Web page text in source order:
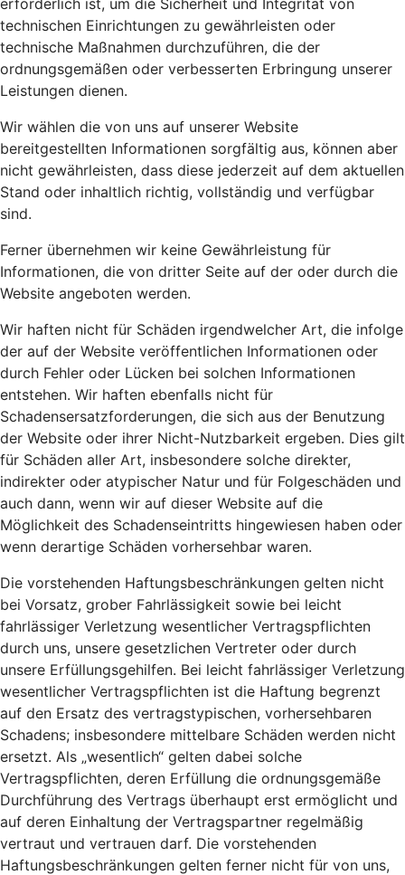
erforderlich ist, um die Sicherheit und Integrität von
technischen Einrichtungen zu gewährleisten oder
technische Maßnahmen durchzuführen, die der
ordnungsgemäßen oder verbesserten Erbringung unserer
Leistungen dienen.
Wir wählen die von uns auf unserer Website
bereitgestellten Informationen sorgfältig aus, können aber
nicht gewährleisten, dass diese jederzeit auf dem aktuellen
Stand oder inhaltlich richtig, vollständig und verfügbar
sind.
Ferner übernehmen wir keine Gewährleistung für
Informationen, die von dritter Seite auf der oder durch die
Website angeboten werden.
Wir haften nicht für Schäden irgendwelcher Art, die infolge
der auf der Website veröffentlichen Informationen oder
durch Fehler oder Lücken bei solchen Informationen
entstehen. Wir haften ebenfalls nicht für
Schadensersatzforderungen, die sich aus der Benutzung
der Website oder ihrer Nicht-Nutzbarkeit ergeben. Dies gilt
für Schäden aller Art, insbesondere solche direkter,
indirekter oder atypischer Natur und für Folgeschäden und
auch dann, wenn wir auf dieser Website auf die
Möglichkeit des Schadenseintritts hingewiesen haben oder
wenn derartige Schäden vorhersehbar waren.
Die vorstehenden Haftungsbeschränkungen gelten nicht
bei Vorsatz, grober Fahrlässigkeit sowie bei leicht
fahrlässiger Verletzung wesentlicher Vertragspflichten
durch uns, unsere gesetzlichen Vertreter oder durch
unsere Erfüllungsgehilfen. Bei leicht fahrlässiger Verletzung
wesentlicher Vertragspflichten ist die Haftung begrenzt
auf den Ersatz des vertragstypischen, vorhersehbaren
Schadens; insbesondere mittelbare Schäden werden nicht
ersetzt. Als „wesentlich“ gelten dabei solche
Vertragspflichten, deren Erfüllung die ordnungsgemäße
Durchführung des Vertrags überhaupt erst ermöglicht und
auf deren Einhaltung der Vertragspartner regelmäßig
vertraut und vertrauen darf. Die vorstehenden
Haftungsbeschränkungen gelten ferner nicht für von uns,